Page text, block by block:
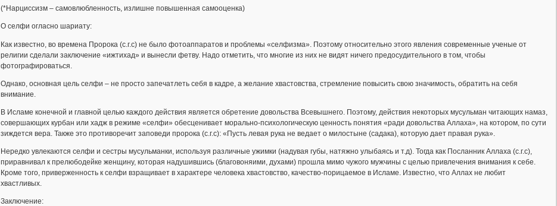
(*Нарциссизм – самовлюбленность, излишне повышенная самооценка)
О селфи огласно шариату:
Как известно, во времена Пророка (с.г.с) не было фотоаппаратов и проблемы «селфизма». Поэтому относительно этого явления современные ученые от
религии сделали заключение «ижтихад» и вынесли фетву. Надо отметить, что многие из них не видят ничего предосудительного в том, чтобы
фотографироваться.
Однако, основная цель селфи – не просто запечатлеть себя в кадре, а желание хвастовства, стремление повысить свою значимость, обратить на себя
внимание.
В Исламе конечной и главной целью каждого действия является обретение довольства Всевышнего. Поэтому, действия некоторых мусульман читающих намаз,
совершающих курбан или хадж в режиме «селфи» обесценивает морально-психологическую ценность понятия «ради довольства Аллаха», на котором, по сути
зиждется вера. Также это противоречит заповеди пророка (с.г.с): «Пусть левая рука не ведает о милостыне (садака), которую дает правая рука».
Нередко увлекаются селфи и сестры мусульманки, используя различные ужимки (надувая губы, натяжно улыбаясь и т.д). Тогда как Посланник Аллаха (с.г.с),
приравнивал к прелюбодейке женщину, которая надушившись (благовоняими, духами) прошла мимо чужого мужчины с целью привлечения внимания к себе.
Кроме того, приверженность к селфи взращивает в характере человека хвастовство, качество-порицаемое в Исламе. Известно, что Аллах не любит
хвастливых.
Заключение: